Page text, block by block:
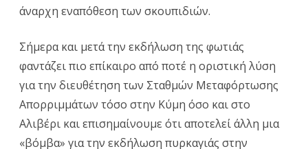
άναρχη εναπόθεση των σκουπιδιών.
Σήμερα και μετά την εκδήλωση της φωτιάς
φαντάζει πιο επίκαιρο από ποτέ η οριστική λύση
για την διευθέτηση των Σταθμών Μεταφόρτωσης
Απορριμμάτων τόσο στην Κύμη όσο και στο
Αλιβέρι και επισημαίνουμε ότι αποτελεί άλλη μια
«βόμβα» για την εκδήλωση πυρκαγιάς στην